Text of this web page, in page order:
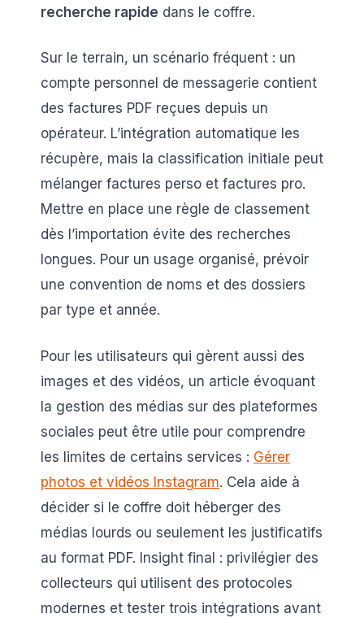
recherche rapide dans le coffre.
Sur le terrain, un scénario fréquent : un
compte personnel de messagerie contient
des factures PDF reçues depuis un
opérateur. L’intégration automatique les
récupère, mais la classification initiale peut
mélanger factures perso et factures pro.
Mettre en place une règle de classement
dès l’importation évite des recherches
longues. Pour un usage organisé, prévoir
une convention de noms et des dossiers
par type et année.
Pour les utilisateurs qui gèrent aussi des
images et des vidéos, un article évoquant
la gestion des médias sur des plateformes
sociales peut être utile pour comprendre
les limites de certains services : Gérer
photos et vidéos Instagram. Cela aide à
décider si le coffre doit héberger des
médias lourds ou seulement les justificatifs
au format PDF. Insight final : privilégier des
collecteurs qui utilisent des protocoles
modernes et tester trois intégrations avant